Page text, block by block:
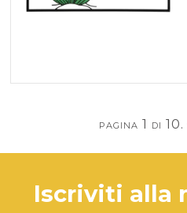
pagina 1 di 10.
iscriviti alla